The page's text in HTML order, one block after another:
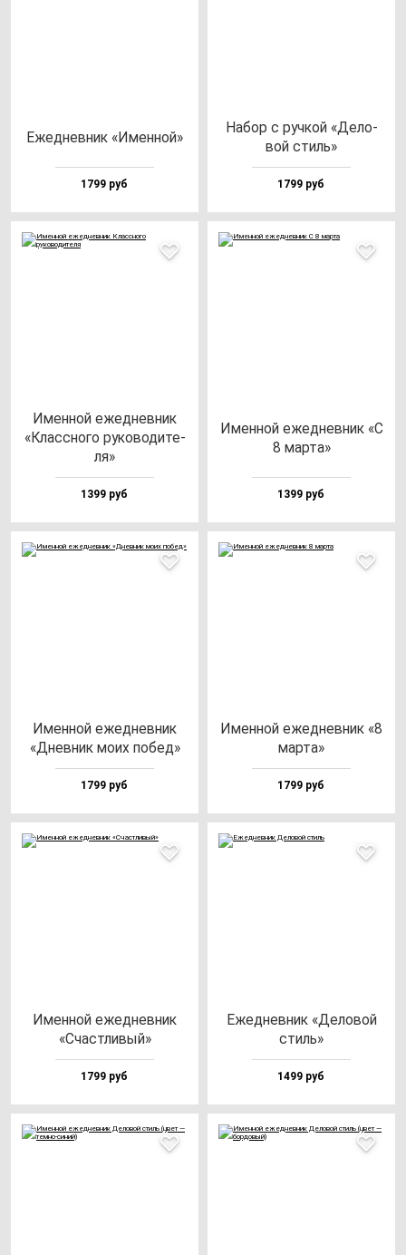
Ежед­нев­ник «Имен­ной»
1799 руб
Набор с руч­кой «Дело­
вой стиль»
1799 руб
Имен­ной ежед­нев­ник
«Клас­сно­го ру­ко­во­ди­те­
ля»
1399 руб
Имен­ной ежед­нев­ник «С
8 мар­та»
1399 руб
Имен­ной ежед­нев­ник
«Днев­ник мо­их по­бед»
1799 руб
Имен­ной ежед­нев­ник «8
мар­та»
1799 руб
Имен­ной ежед­нев­ник
«Счас­тли­вый»
1799 руб
Ежед­нев­ник «Дело­вой
стиль»
1499 руб